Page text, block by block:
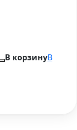
В корзинуВ